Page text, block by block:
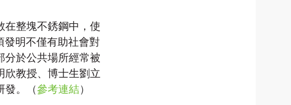
在整塊不銹鋼中，使
發明不僅有助社會對
分於公共場所經常被
欣教授、博士生劉立
。
（參考連結）